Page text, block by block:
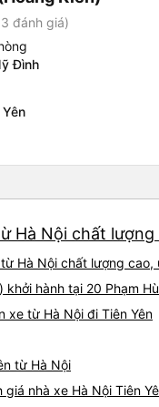
đánh giá)
Đình
Hà Nội chất
Hà Nội chất lượng
khởi hành tại 20 Phạm
xe từ Hà Nội đi Tiên Yên
từ Hà Nội
nhà xe Hà Nội Tiên